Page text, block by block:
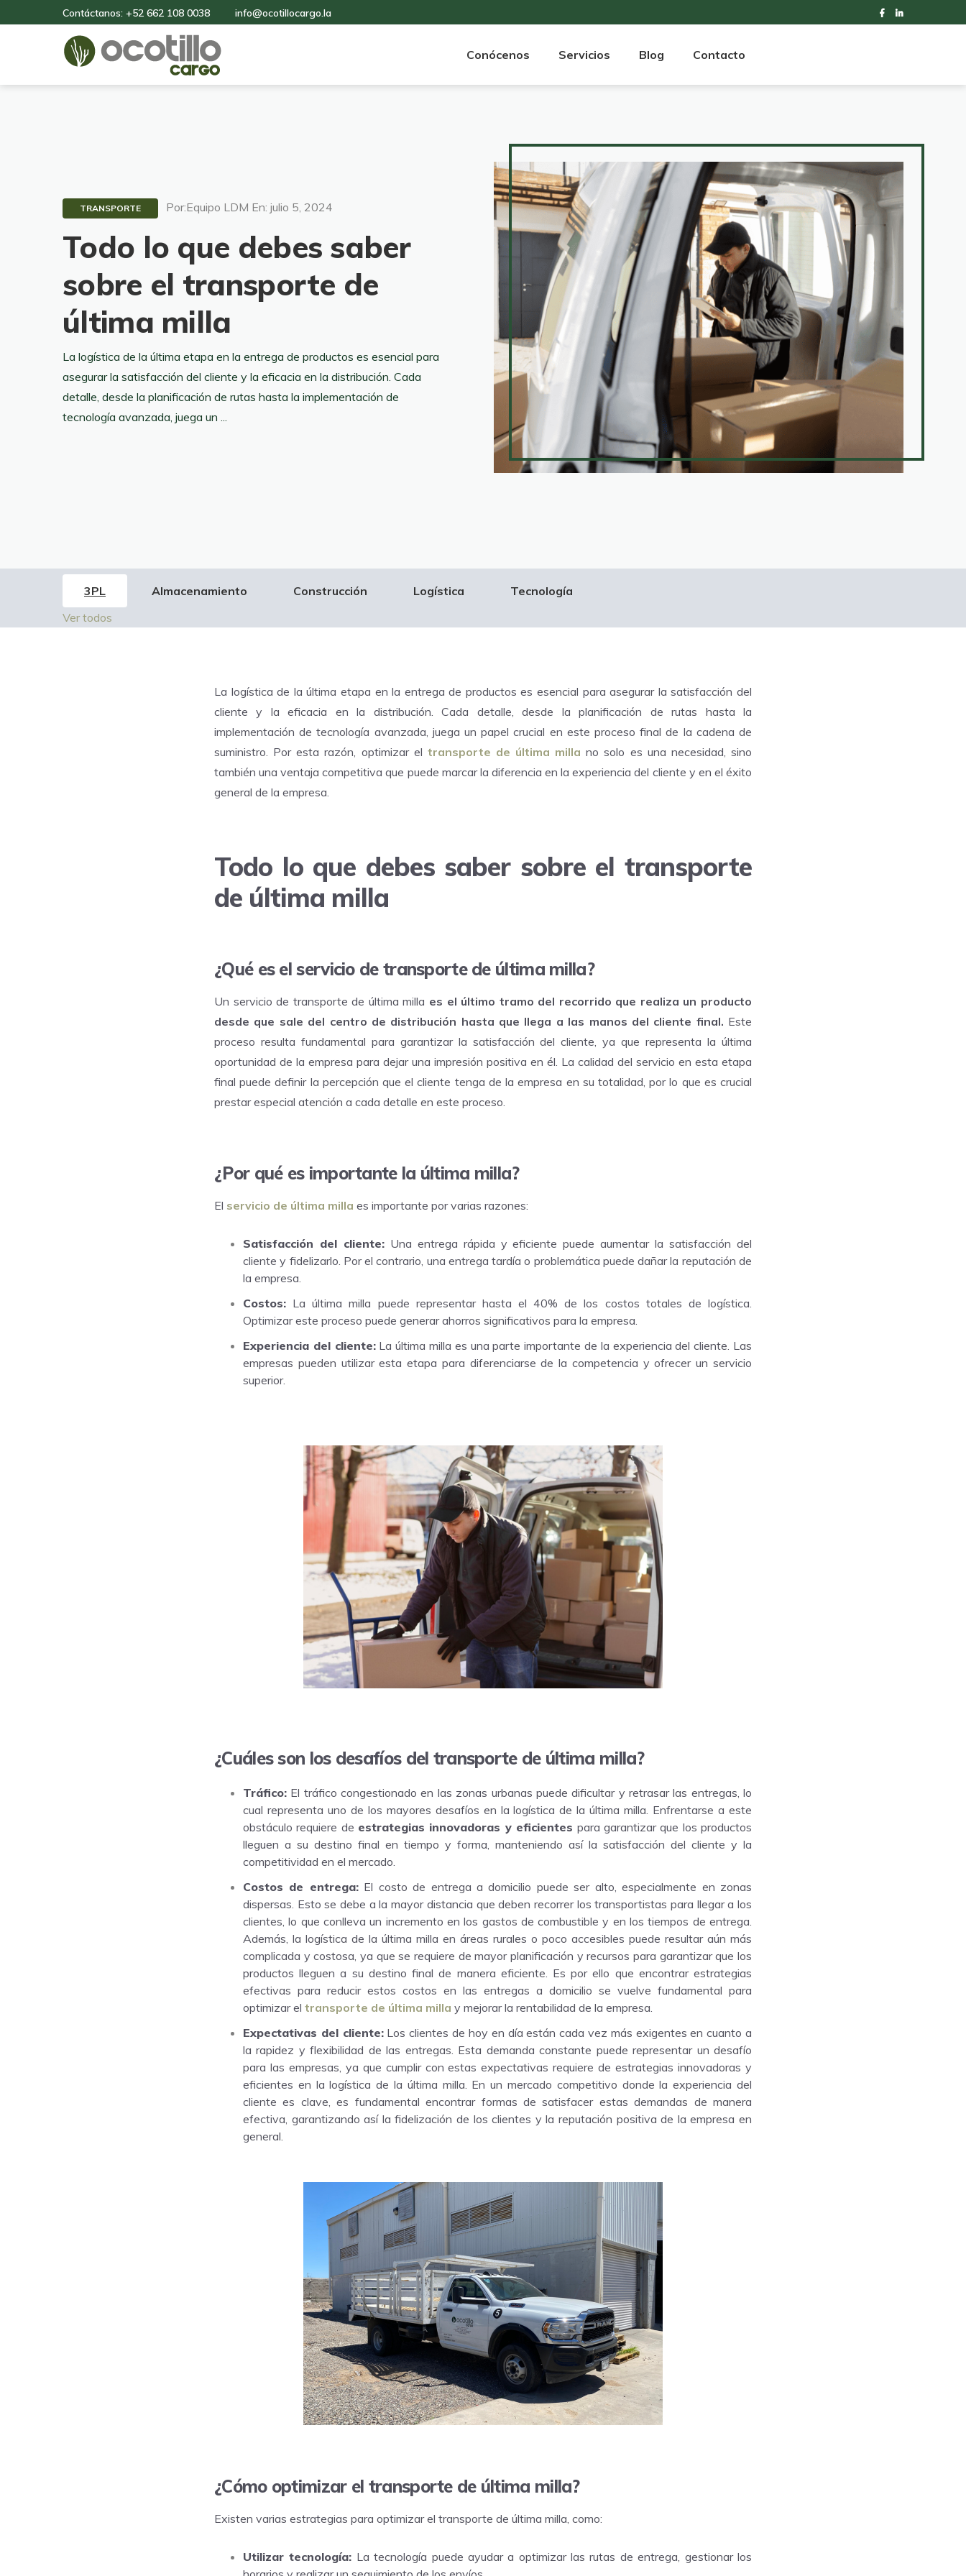
Contáctanos: +52 662 108 0038 info@ocotillocargo.la
Conócenos Servicios Blog Contacto
TRANSPORTE Por:Equipo LDM En: julio 5, 2024
Todo lo que debes saber
sobre el transporte de
última milla
La logística de la última etapa en la entrega de productos es esencial para
asegurar la satisfacción del cliente y la eficacia en la distribución. Cada
detalle, desde la planificación de rutas hasta la implementación de
tecnología avanzada, juega un ...
3PL Almacenamiento Construcción Logística
Tecnología
Ver todos
La logística de la última etapa en la entrega de productos es esencial para asegurar la satisfacción del
cliente y la eficacia en la distribución. Cada detalle, desde la planificación de rutas hasta la
implementación de tecnología avanzada, juega un papel crucial en este proceso final de la cadena de
suministro. Por esta razón, optimizar el transporte de última milla no solo es una necesidad, sino
también una ventaja competitiva que puede marcar la diferencia en la experiencia del cliente y en el éxito
general de la empresa.
Todo lo que debes saber sobre el transporte
de última milla
¿Qué es el servicio de transporte de última milla?
Un servicio de transporte de última milla es el último tramo del recorrido que realiza un producto
desde que sale del centro de distribución hasta que llega a las manos del cliente final. Este
proceso resulta fundamental para garantizar la satisfacción del cliente, ya que representa la última
oportunidad de la empresa para dejar una impresión positiva en él. La calidad del servicio en esta etapa
final puede definir la percepción que el cliente tenga de la empresa en su totalidad, por lo que es crucial
prestar especial atención a cada detalle en este proceso.
¿Por qué es importante la última milla?
El servicio de última milla es importante por varias razones:
Satisfacción del cliente:Una entrega rápida y eficiente puede aumentar la satisfacción del
cliente y fidelizarlo. Por el contrario, una entrega tardía o problemática puede dañar la reputación de
la empresa.
Costos: La última milla puede representar hasta el 40% de los costos totales de logística.
Optimizar este proceso puede generar ahorros significativos para la empresa.
Experiencia del cliente:La última milla es una parte importante de la experiencia del cliente. Las
empresas pueden utilizar esta etapa para diferenciarse de la competencia y ofrecer un servicio
superior.
¿Cuáles son los desafíos del transporte de última milla?
Tráfico: El tráfico congestionado en las zonas urbanas puede dificultar y retrasar las entregas, lo
cual representa uno de los mayores desafíos en la logística de la última milla. Enfrentarse a este
obstáculo requiere de estrategias innovadoras y eficientes para garantizar que los productos
lleguen a su destino final en tiempo y forma, manteniendo así la satisfacción del cliente y la
competitividad en el mercado.
Costos de entrega:El costo de entrega a domicilio puede ser alto, especialmente en zonas
dispersas. Esto se debe a la mayor distancia que deben recorrer los transportistas para llegar a los
clientes, lo que conlleva un incremento en los gastos de combustible y en los tiempos de entrega.
Además, la logística de la última milla en áreas rurales o poco accesibles puede resultar aún más
complicada y costosa, ya que se requiere de mayor planificación y recursos para garantizar que los
productos lleguen a su destino final de manera eficiente. Es por ello que encontrar estrategias
efectivas para reducir estos costos en las entregas a domicilio se vuelve fundamental para
optimizar el transporte de última milla y mejorar la rentabilidad de la empresa.
Expectativas del cliente:Los clientes de hoy en día están cada vez más exigentes en cuanto a
la rapidez y flexibilidad de las entregas. Esta demanda constante puede representar un desafío
para las empresas, ya que cumplir con estas expectativas requiere de estrategias innovadoras y
eficientes en la logística de la última milla. En un mercado competitivo donde la experiencia del
cliente es clave, es fundamental encontrar formas de satisfacer estas demandas de manera
efectiva, garantizando así la fidelización de los clientes y la reputación positiva de la empresa en
general.
¿Cómo optimizar el transporte de última milla?
Existen varias estrategias para optimizar el transporte de última milla, como:
Utilizar tecnología: La tecnología puede ayudar a optimizar las rutas de entrega, gestionar los